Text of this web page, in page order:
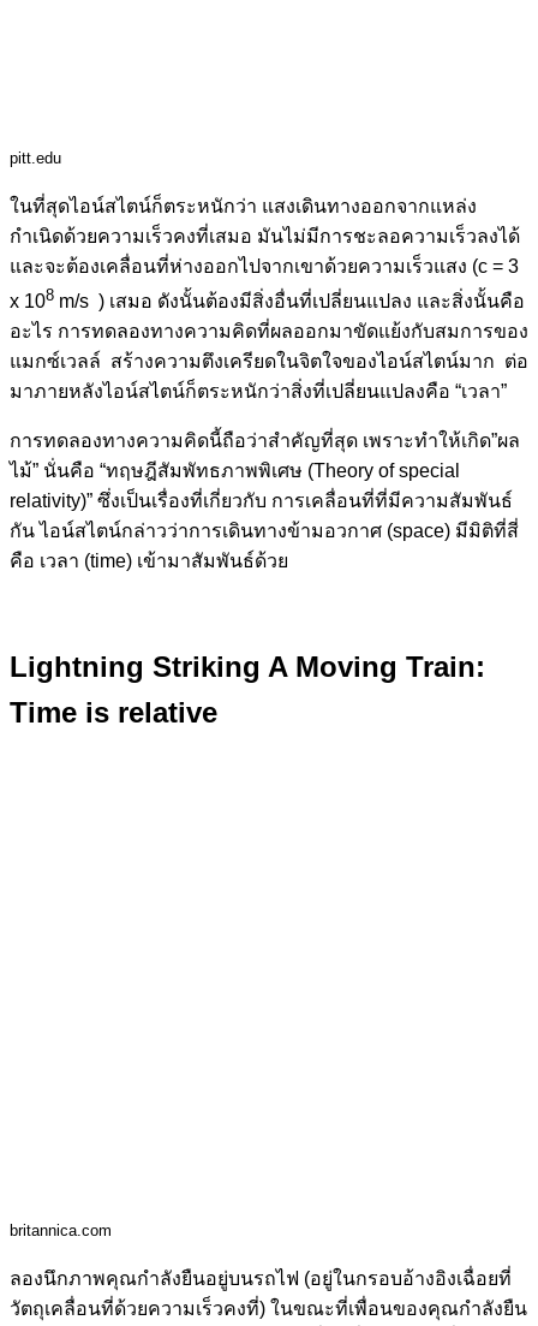
pitt.edu
ในที่สุดไอน์สไตน์ก็ตระหนักว่า แสงเดินทางออกจากแหล่ง
กำเนิดด้วยความเร็วคงที่เสมอ มันไม่มีการชะลอความเร็วลงได้
และจะต้องเคลื่อนที่ห่างออกไปจากเขาด้วยความเร็วแสง (c = 3
x 108 m/s ) เสมอ ดังนั้นต้องมีสิ่งอื่นที่เปลี่ยนแปลง และสิ่งนั้นคือ
อะไร การทดลองทางความคิดที่ผลออกมาขัดแย้งกับสมการของ
แมกซ์เวลล์ สร้างความตึงเครียดในจิตใจของไอน์สไตน์มาก ต่อ
มาภายหลังไอน์สไตน์ก็ตระหนักว่าสิ่งที่เปลี่ยนแปลงคือ “เวลา”
การทดลองทางความคิดนี้ถือว่าสำคัญที่สุด เพราะทำให้เกิด”ผล
ไม้” นั่นคือ “ทฤษฎีสัมพัทธภาพพิเศษ (Theory of special
relativity)” ซึ่งเป็นเรื่องที่เกี่ยวกับ การเคลื่อนที่ที่มีความสัมพันธ์
กัน ไอน์สไตน์กล่าวว่าการเดินทางข้ามอวกาศ (space) มีมิติที่สี่
คือ เวลา (time) เข้ามาสัมพันธ์ด้วย
Lightning Striking A Moving Train:
Time is relative
britannica.com
ลองนึกภาพคุณกำลังยืนอยู่บนรถไฟ (อยู่ในกรอบอ้างอิงเฉื่อยที่
วัตถุเคลื่อนที่ด้วยความเร็วคงที่) ในขณะที่เพื่อนของคุณกำลังยืน